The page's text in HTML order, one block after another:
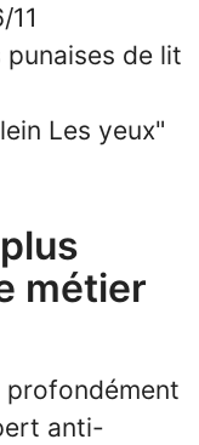
de lit
Les yeux"
métier
profondément
anti-